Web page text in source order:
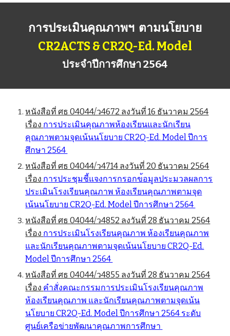
การประเมินคุณภาพฯ ตามนโยบาย
CR2ACTS& CR2Q-Ed.Model
ประจำปีการศึกษา 2564
หนังสือที่ ศธ 04044/ว4672 ลงวันที่ 16 ธันวาคม 2564
เรื่อง การประเมินคุณภาพห้องเรียนและนักเรียน
คุณภาพตามจุดเน้นนโยบาย CR2Q-Ed. Model ปีการ
ศึกษา 2564
หนังสือที่ ศธ 04044/ว4714 ลงวันที่ 20 ธันวาคม 2564
เรื่อง การประชุมชี้แจงการกรอกข้อมูลประมวลผลการ
ประเมินโรงเรียนคุณภาพห้องเรียนคุณภาพตามจุด
เน้นนโยบาย CR2Q-Ed. Model ปีการศึกษา 2564
หนังสือที่ ศธ 04044/ว4852 ลงวันที่ 28 ธันวาคม 2564
เรื่อง การประเมินโรงเรียนคุณภาพห้องเรียนคุณภาพ
และนักเรียนคุณภาพตามจุดเน้นนโยบาย CR2Q-Ed.
Model ปีการศึกษา 2564
หนังสือที่ ศธ 04044/ว4855 ลงวันที่ 28 ธันวาคม 2564
เรื่อง คำสั่งคณะกรรมการประเมินโรงเรียนคุณภาพ
ห้องเรียนคุณภาพ และนักเรียนคุณภาพตามจุดเน้น
นโยบาย CR2Q-Ed. Model ปีการศึกษา 2564 ระดับ
ศูนย์เครือข่ายพัฒนาคุณภาพการศึกษา